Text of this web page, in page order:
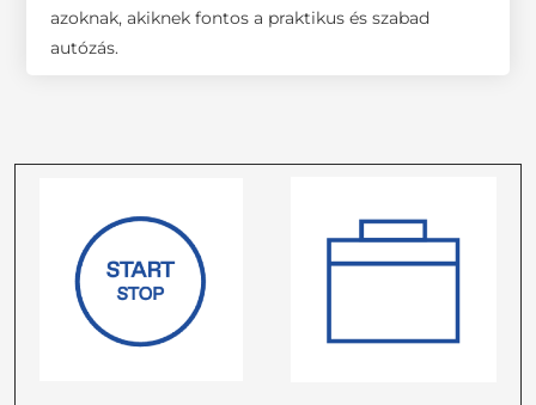
azoknak, akiknek fontos a praktikus és szabad
autózás.